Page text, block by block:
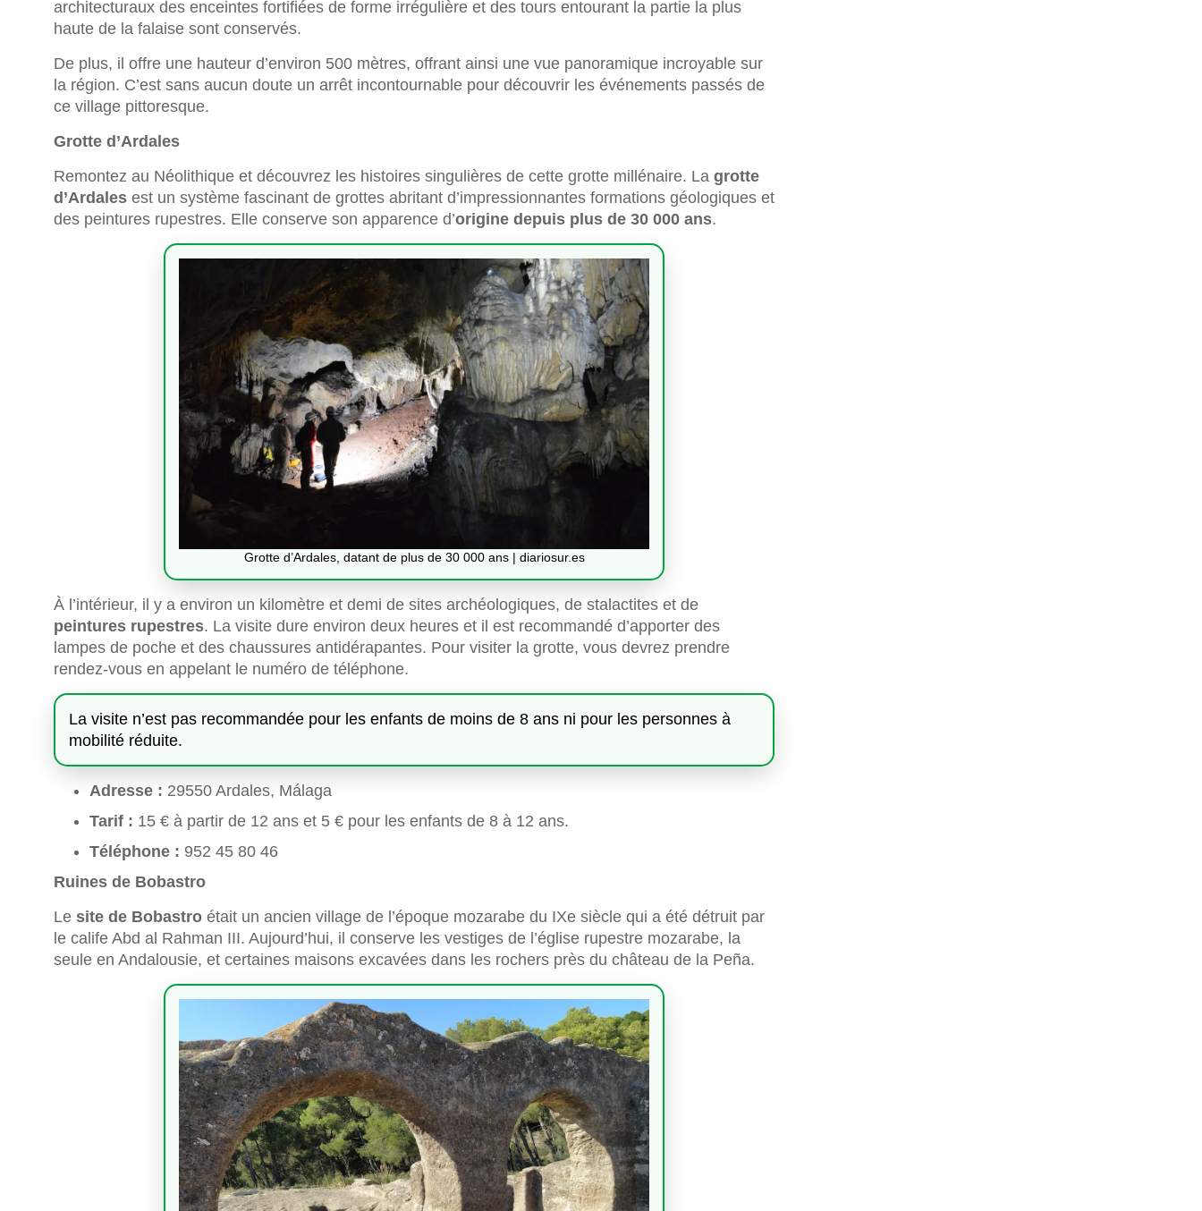
architecturaux des enceintes fortifiées de forme irrégulière et des tours entourant la partie la plus
haute de la falaise sont conservés.
De plus, il offre une hauteur d’environ 500 mètres, offrant ainsi une vue panoramique incroyable sur
la région. C’est sans aucun doute un arrêt incontournable pour découvrir les événements passés de
ce village pittoresque.
Grotte d’Ardales
Remontez au Néolithique et découvrez les histoires singulières de cette grotte millénaire. La grotte
d’Ardales est un système fascinant de grottes abritant d’impressionnantes formations géologiques et
des peintures rupestres. Elle conserve son apparence d’origine depuis plus de 30 000 ans.
Grotte d’Ardales, datant de plus de 30 000 ans | diariosur.es
À l’intérieur, il y a environ un kilomètre et demi de sites archéologiques, de stalactites et de
peintures rupestres. La visite dure environ deux heures et il est recommandé d’apporter des
lampes de poche et des chaussures antidérapantes. Pour visiter la grotte, vous devrez prendre
rendez-vous en appelant le numéro de téléphone.
La visite n’est pas recommandée pour les enfants de moins de 8 ans ni pour les personnes à
mobilité réduite.
Adresse : 29550 Ardales, Málaga
Tarif : 15 € à partir de 12 ans et 5 € pour les enfants de 8 à 12 ans.
Téléphone : 952 45 80 46
Ruines de Bobastro
Le site de Bobastro était un ancien village de l’époque mozarabe du IXe siècle qui a été détruit par
le calife Abd al Rahman III. Aujourd’hui, il conserve les vestiges de l’église rupestre mozarabe, la
seule en Andalousie, et certaines maisons excavées dans les rochers près du château de la Peña.